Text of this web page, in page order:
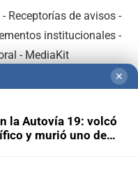
- Receptorías de avisos -
institucionales-
- MediaKit
✕
la Autovía 19: volcó
y murió uno de